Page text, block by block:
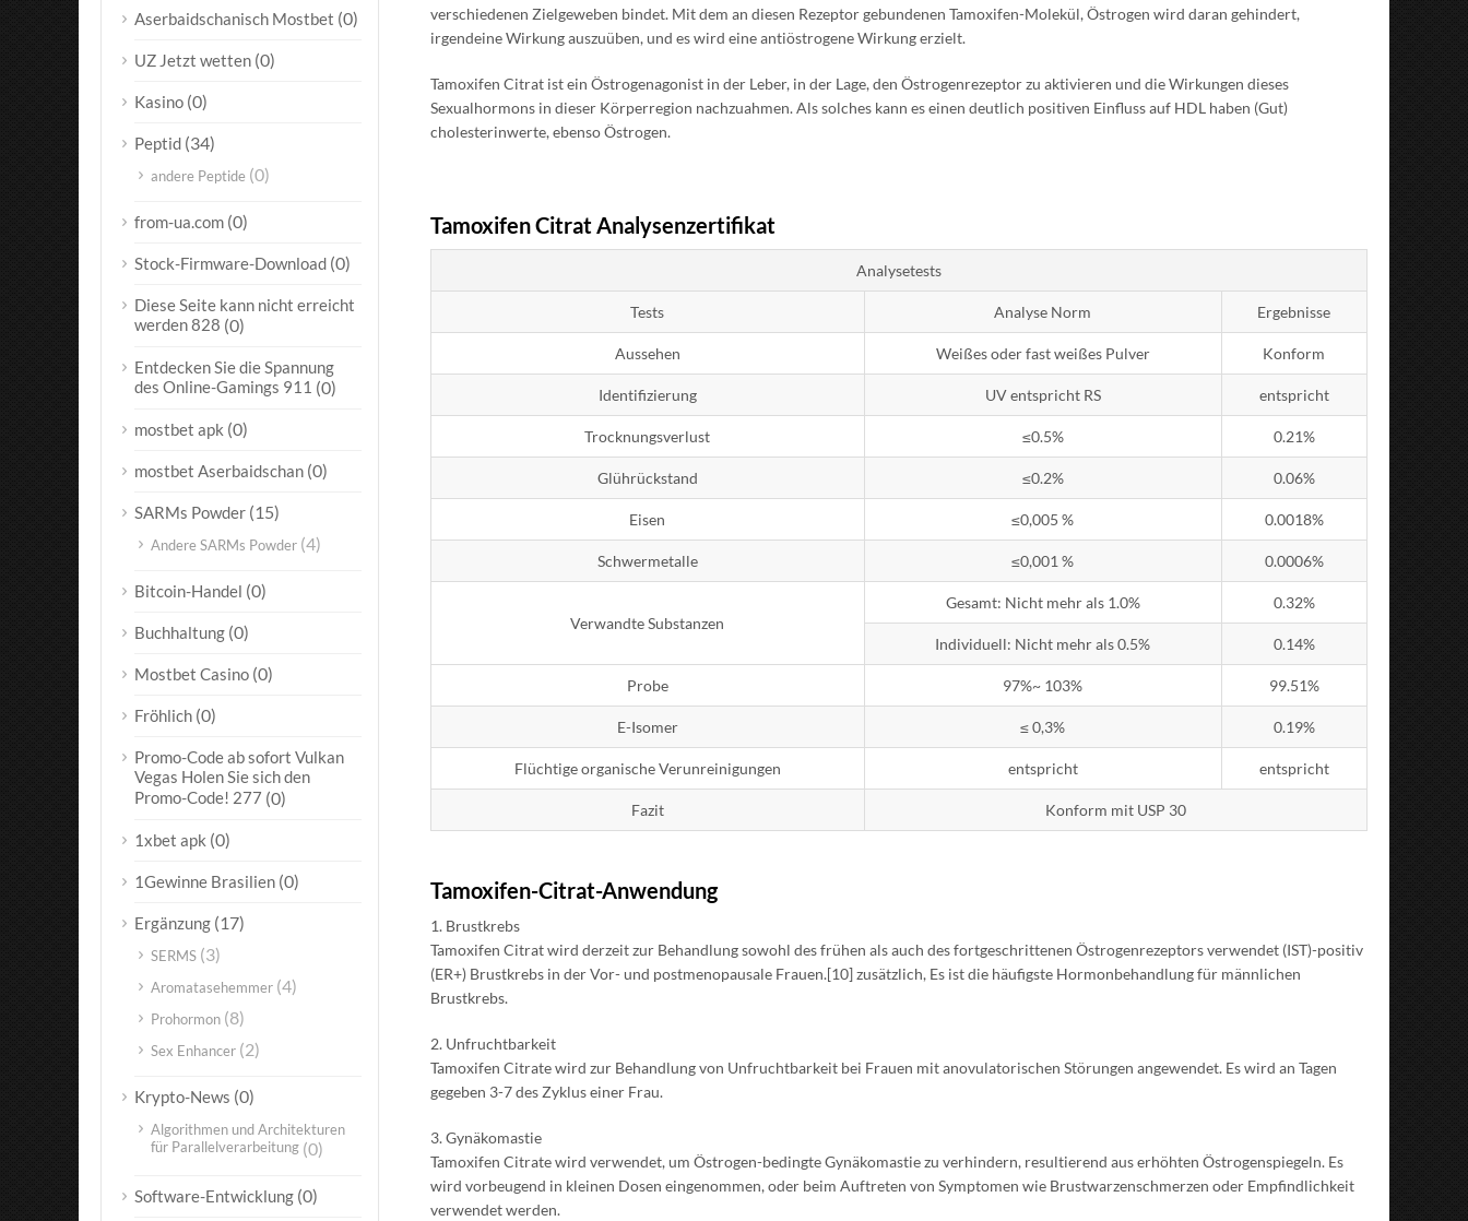
verschiedenen Zielgeweben bindet. Mit dem an diesen Rezeptor gebundenen Tamoxifen-Molekül, Östrogen wird daran gehindert,
irgendeine Wirkung auszuüben, und es wird eine antiöstrogene Wirkung erzielt.
Tamoxifen Citrat ist ein Östrogenagonist in der Leber, in der Lage, den Östrogenrezeptor zu aktivieren und die Wirkungen dieses
Sexualhormons in dieser Körperregion nachzuahmen. Als solches kann es einen deutlich positiven Einfluss auf HDL haben (Gut)
cholesterinwerte, ebenso Östrogen.
Tamoxifen Citrat Analysenzertifikat
Analysetests
Tests Analyse Norm Ergebnisse
Aussehen Weißes oder fast weißes Pulver Konform
Identifizierung UV entspricht RS entspricht
Trocknungsverlust ≤0.5% 0.21%
Glührückstand ≤0.2% 0.06%
Eisen ≤0,005 % 0.0018%
Schwermetalle ≤0,001 % 0.0006%
Verwandte Substanzen
Gesamt: Nicht mehr als 1.0% 0.32%
Individuell: Nicht mehr als 0.5% 0.14%
Probe 97%~ 103% 99.51%
E-Isomer ≤ 0,3% 0.19%
Flüchtige organische Verunreinigungen entspricht entspricht
Fazit Konform mit USP 30
Tamoxifen-Citrat-Anwendung
1. Brustkrebs
Tamoxifen Citrat wird derzeit zur Behandlung sowohl des frühen als auch des fortgeschrittenen Östrogenrezeptors verwendet (IST)-positiv
(ER+) Brustkrebs in der Vor- und postmenopausale Frauen.[10] zusätzlich, Es ist die häufigste Hormonbehandlung für männlichen
Brustkrebs.
2. Unfruchtbarkeit
Tamoxifen Citrate wird zur Behandlung von Unfruchtbarkeit bei Frauen mit anovulatorischen Störungen angewendet. Es wird an Tagen
gegeben 3-7 des Zyklus einer Frau.
3. Gynäkomastie
Tamoxifen Citrate wird verwendet, um Östrogen-bedingte Gynäkomastie zu verhindern, resultierend aus erhöhten Östrogenspiegeln. Es
wird vorbeugend in kleinen Dosen eingenommen, oder beim Auftreten von Symptomen wie Brustwarzenschmerzen oder Empfindlichkeit
verwendet werden.
Aserbaidschanisch Mostbet (0)
UZ Jetzt wetten (0)
Kasino (0)
Peptid (34)
andere Peptide (0)
from-ua.com (0)
Stock-Firmware-Download (0)
Diese Seite kann nicht erreicht
werden 828 (0)
Entdecken Sie die Spannung
des Online-Gamings 911 (0)
mostbet apk (0)
mostbet Aserbaidschan (0)
SARMs Powder (15)
Andere SARMs Powder (4)
Bitcoin-Handel (0)
Buchhaltung (0)
Mostbet Casino (0)
Fröhlich (0)
Promo-Code ab sofort Vulkan
Vegas Holen Sie sich den
Promo-Code! 277 (0)
1xbet apk (0)
1Gewinne Brasilien (0)
Ergänzung (17)
SERMS (3)
Aromatasehemmer (4)
Prohormon (8)
Sex Enhancer (2)
Krypto-News (0)
Algorithmen und Architekturen
für Parallelverarbeitung (0)
Software-Entwicklung (0)